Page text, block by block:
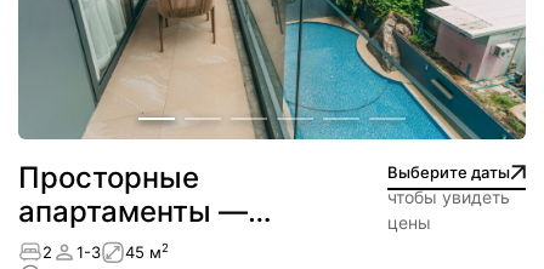
Просторные
апартаменты —
NEW
Выберите даты
чтобы увидеть
цены
2 1-3 45 м2